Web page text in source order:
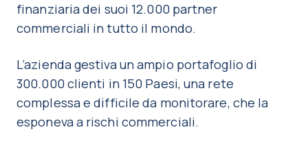
finanziaria dei suoi 12.000 partner
commerciali in tutto il mondo.
L’azienda gestiva un ampio portafoglio di
300.000 clienti in 150 Paesi, una rete
complessa e difficile da monitorare, che la
esponeva a rischi commerciali.